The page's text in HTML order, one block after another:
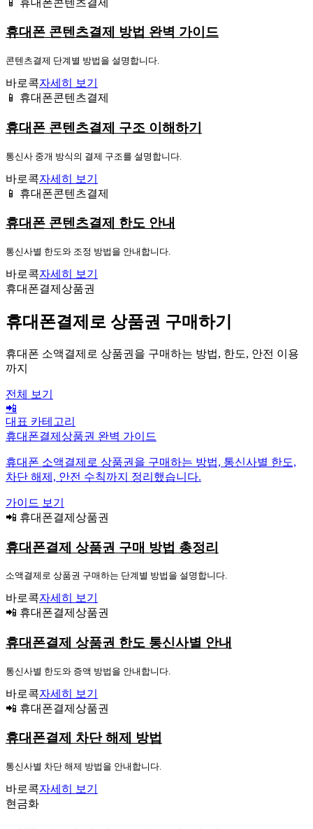
휴대폰 콘텐츠결제 방법 완벽 가이드
콘텐츠결제 단계별 방법을 설명합니다.
바로콕자세히 보기
📱 휴대폰콘텐츠결제
휴대폰 콘텐츠결제 구조 이해하기
통신사 중개 방식의 결제 구조를 설명합니다.
바로콕자세히 보기
📱 휴대폰콘텐츠결제
휴대폰 콘텐츠결제 한도 안내
통신사별 한도와 조정 방법을 안내합니다.
바로콕자세히 보기
휴대폰결제상품권
휴대폰결제로 상품권 구매하기
휴대폰 소액결제로 상품권을 구매하는 방법, 한도, 안전 이용
까지
전체 보기
📲
대표 카테고리
휴대폰결제상품권 완벽 가이드
휴대폰 소액결제로 상품권을 구매하는 방법, 통신사별 한도,
차단 해제, 안전 수칙까지 정리했습니다.
가이드 보기
📲 휴대폰결제상품권
휴대폰결제 상품권 구매 방법 총정리
소액결제로 상품권 구매하는 단계별 방법을 설명합니다.
바로콕자세히 보기
📲 휴대폰결제상품권
휴대폰결제 상품권 한도 통신사별 안내
통신사별 한도와 증액 방법을 안내합니다.
바로콕자세히 보기
📲 휴대폰결제상품권
휴대폰결제 차단 해제 방법
통신사별 차단 해제 방법을 안내합니다.
바로콕자세히 보기
현금화